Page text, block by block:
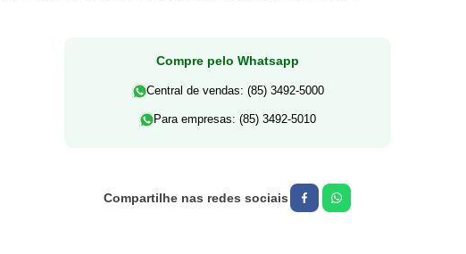
Compre pelo Whatsapp
Central de vendas: (85) 3492-5000
Para empresas: (85) 3492-5010